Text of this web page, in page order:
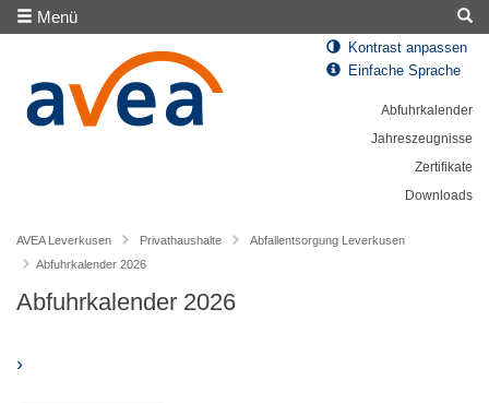
Menü
Kontrast anpassen
Einfache Sprache
Abfuhrkalender
Jahreszeugnisse
Zertifikate
Downloads
AVEA Leverkusen Privathaushalte
Abfallentsorgung Leverkusen
Abfuhrkalender 2026
Abfuhrkalender 2026
›